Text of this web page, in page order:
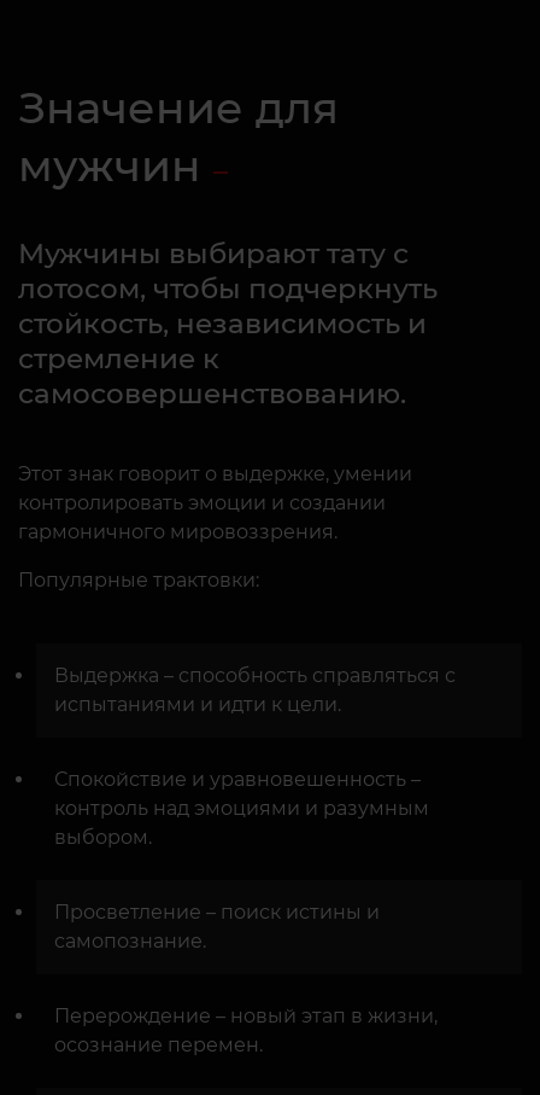
Значение для
мужчин
Мужчины выбирают тату с
лотосом, чтобы подчеркнуть
стойкость, независимость и
стремление к
самосовершенствованию.
Этот знак говорит о выдержке, умении
контролировать эмоции и создании
гармоничного мировоззрения.
Популярные трактовки:
Выдержка – способность справляться с
испытаниями и идти к цели.
Спокойствие и уравновешенность –
контроль над эмоциями и разумным
выбором.
Просветление – поиск истины и
самопознание.
Перерождение – новый этап в жизни,
осознание перемен.